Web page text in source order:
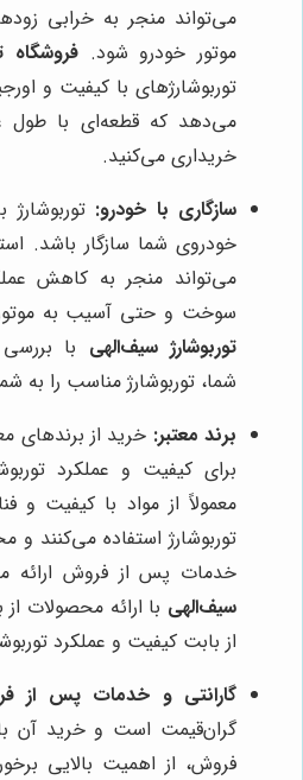
می‌تواند منجر به خرابی
موتور خودرو شود.فروشگاه
توربوشارژهای با کیفیت و
می‌دهد که قطعه‌ای با طول
خریداری می‌کنید.
سازگاری با خودرو:
خودروی شما سازگار باشد.
می‌تواند منجر به کاهش
سوخت و حتی آسیب به
توربوشارژ سیف‌الهی با
شما، توربوشارژ مناسب را به
برند معتبر: خرید از برندهای
برای کیفیت و عملکرد
معمولاً از مواد با کیفیت و
توربوشارژ استفاده می‌کنند و
خدمات پس از فروش ارائه
سیف‌الهی با ارائه محصولات
از بابت کیفیت و عملکرد
گارانتی و خدمات پس از
گران‌قیمت است و خرید آن
فروش، از اهمیت بالایی